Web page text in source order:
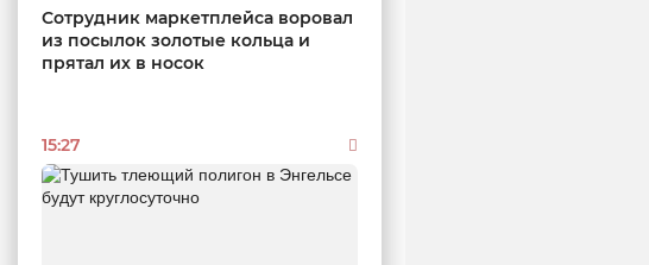
Сотрудник маркетплейса воровал
из посылок золотые кольца и
прятал их в носок
15:27